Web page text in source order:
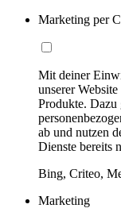
Marketing per
Mit deiner
unserer
Produkte. Dazu
ab und nutzen
Dienste bereits
Bing, Criteo,
Marketing